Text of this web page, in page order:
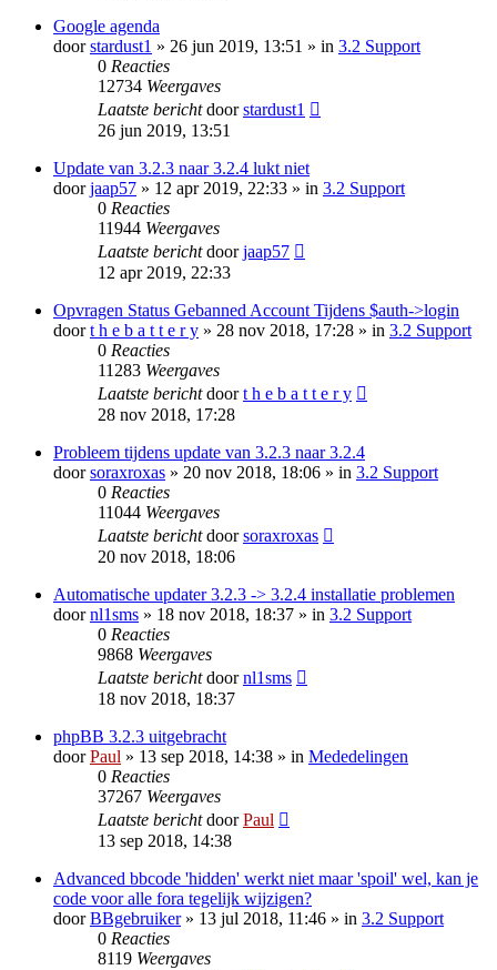
Google agenda
doorstardust1 » 26 jun 2019, 13:51 » in 3.2 Support
0 Reacties
12734 Weergaves
Laatste berichtdoorstardust1
26 jun 2019, 13:51
Update van 3.2.3 naar 3.2.4 lukt niet
doorjaap57 » 12 apr 2019, 22:33 » in 3.2 Support
0 Reacties
11944 Weergaves
Laatste berichtdoorjaap57
12 apr 2019, 22:33
Opvragen Status Gebanned Account Tijdens $auth->login
doort h e b a t t e r y » 28 nov 2018, 17:28 » in 3.2 Support
0 Reacties
11283 Weergaves
Laatste berichtdoort h e b a t t e r y
28 nov 2018, 17:28
Probleem tijdens update van 3.2.3 naar 3.2.4
doorsoraxroxas » 20 nov 2018, 18:06 » in 3.2 Support
0 Reacties
11044 Weergaves
Laatste berichtdoorsoraxroxas
20 nov 2018, 18:06
Automatische updater 3.2.3 -> 3.2.4 installatie problemen
doornl1sms » 18 nov 2018, 18:37 » in 3.2 Support
0 Reacties
9868 Weergaves
Laatste berichtdoornl1sms
18 nov 2018, 18:37
phpBB 3.2.3 uitgebracht
doorPaul » 13 sep 2018, 14:38 » in Mededelingen
0 Reacties
37267 Weergaves
Laatste berichtdoorPaul
13 sep 2018, 14:38
Advanced bbcode 'hidden' werkt niet maar 'spoil' wel, kan je
code voor alle fora tegelijk wijzigen?
doorBBgebruiker» 13 jul 2018, 11:46 » in 3.2 Support
0 Reacties
8119 Weergaves